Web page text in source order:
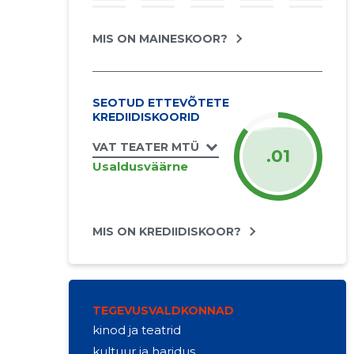
MIS ON MAINESKOOR?
SEOTUD ETTEVÕTETE
KREDIIDISKOORID
VAT TEATER MTÜ
Usaldusväärne .01
MIS ON KREDIIDISKOOR?
TEGEVUSVALDKONNAD
kinod ja teatrid